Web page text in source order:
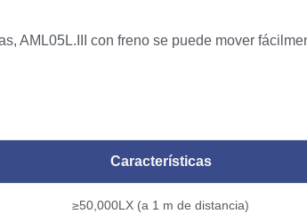
AML05L.III con freno se puede mover
Características
≥50,000LX (a 1 m de distancia)